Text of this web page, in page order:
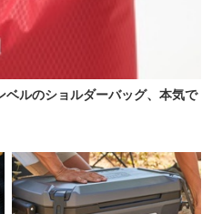
ベルのショルダーバッグ、本気で